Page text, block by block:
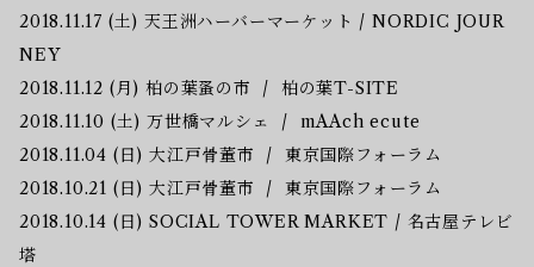
2018.11.17 (土) 天王洲ハーバーマーケット / NORDIC JOUR
NEY
2018.11.12 (月) 柏の葉蚤の市 / 柏の葉T-SITE
2018.11.10 (土) 万世橋マルシェ / mAAch ecute
2018.11.04 (日) 大江戸骨董市 / 東京国際フォーラム
2018.10.21 (日) 大江戸骨董市 / 東京国際フォーラム
2018.10.14 (日) SOCIAL TOWER MARKET / 名古屋​テレビ
塔